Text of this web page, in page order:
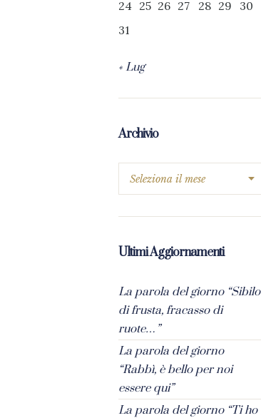
24 25 26 27 28 29
30
31
« Lug
Archivio
Ultimi Aggiornamenti
La parola del giorno “Sibilo
di frusta, fracasso di
ruote…”
La parola del giorno
“Rabbì, è bello per noi
essere qui”
La parola del giorno “Ti ho